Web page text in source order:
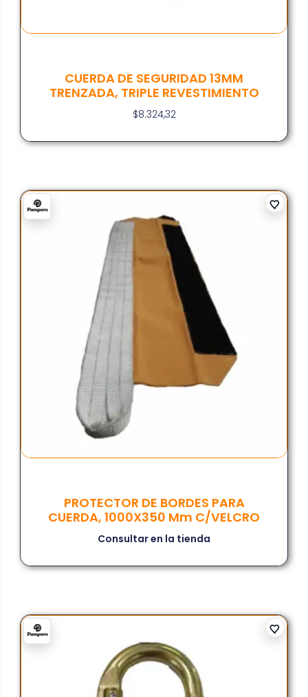
CUERDA DE SEGURIDAD 13MM
TRENZADA, TRIPLE REVESTIMIENTO
$8.324,32
PROTECTOR DE BORDES PARA
CUERDA, 1000X350 Mm C/VELCRO
Consultar en la tienda